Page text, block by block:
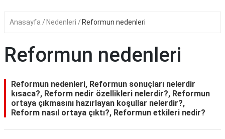
SAĞLIK
Anasayfa Nedenleri Reformun nedenleri
Reformun nedenleri
Reformun nedenleri, Reformun sonuçları nelerdir
kısaca?, Reform nedir özellikleri nelerdir?, Reformun
ortaya çıkmasını hazırlayan koşullar nelerdir?,
Reform nasıl ortaya çıktı?, Reformun etkileri nedir?